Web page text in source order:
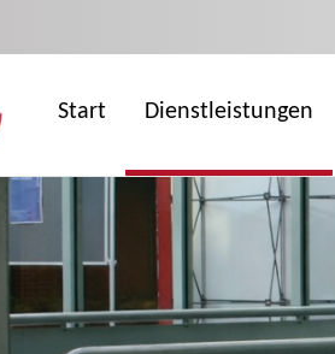
Start Dienstleistungen